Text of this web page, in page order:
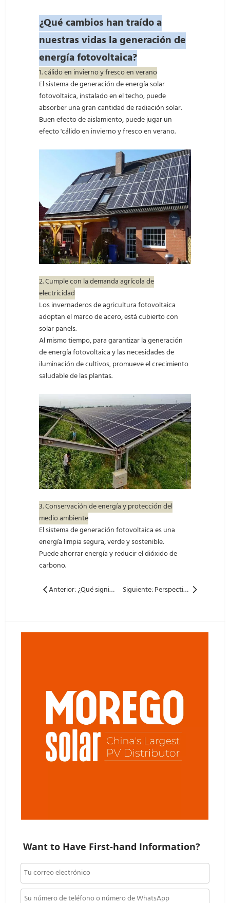
¿Qué cambios han traído a
nuestras vidas la generación de
energía fotovoltaica?
1. cálido en invierno y fresco en verano
El sistema de generación de energía solar
fotovoltaica, instalado en el techo, puede
absorber una gran cantidad de radiación solar.
Buen efecto de aislamiento, puede jugar un
efecto 'cálido en invierno y fresco en verano.
2. Cumple con la demanda agrícola de
electricidad
Los invernaderos de agricultura fotovoltaica
adoptan el marco de acero, está cubierto con
solar panels.
Al mismo tiempo, para garantizar la generación
de energía fotovoltaica y las necesidades de
iluminación de cultivos, promueve el crecimiento
saludable de las plantas.
3. Conservación de energía y protección del
medio ambiente
El sistema de generación fotovoltaica es una
energía limpia segura, verde y sostenible.
Puede ahorrar energía y reducir el dióxido de
carbono.
Anterior: ¿Qué significa carbono neutral? ¿Y qué podemos hacer? Siguiente: Perspectivas de productos bifaciales y de gran formato
Want to Have First-hand Information?